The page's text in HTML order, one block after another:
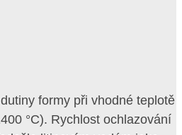
formy při vhodné teplotě
°C). Rychlost ochlazování